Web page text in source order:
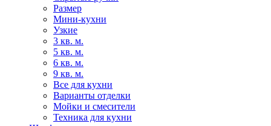
Размер
Мини-кухни
Узкие
3 кв. м.
5 кв. м.
6 кв. м.
9 кв. м.
Все для кухни
Варианты отделки
Мойки и смесители
Техника для кухни